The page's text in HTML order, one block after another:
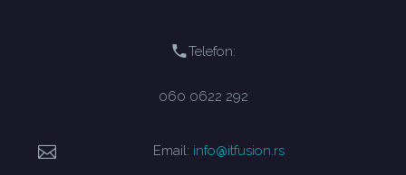
Telefon:
060 0622 292
Email: info@itfusion.rs